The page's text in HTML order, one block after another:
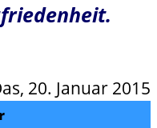
20. Januar 2015